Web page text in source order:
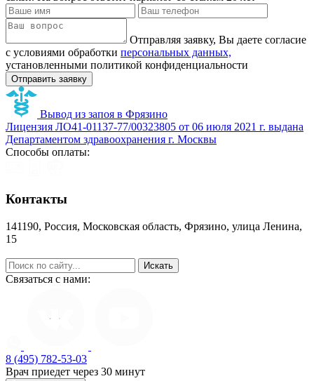
Отправляя заявку, Вы даете согласие
с условиями обработки персональных данных,
установленными политикой конфиденциальности
Вывод из запоя в Фрязино
Лицензия ЛО41-01137-77/00323805 от 06 июля 2021 г. выдана
Департаментом здравоохранения г. Москвы
Способы оплаты:
Контакты
141190, Россия, Московская область, Фрязино, улица Ленина,
15
Связаться с нами:
8 (495) 782-53-03
Врач приедет через 30 минут